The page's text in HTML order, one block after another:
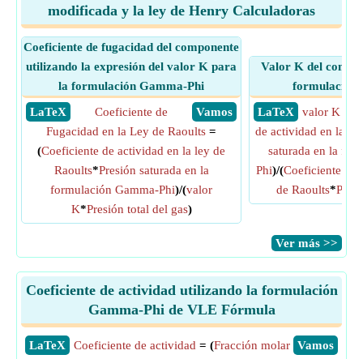
modificada y la ley de Henry Calculadoras
Coeficiente de fugacidad del componente
utilizando la expresión del valor K para
la formulación Gamma-Phi
​ LaTeX
​ Vamos
Coeficiente de
Fugacidad en la Ley de Raoults =
(Coeficiente de actividad en la ley de
Raoults*Presión saturada en la
formulación Gamma-Phi)/(valor
K*Presión total del gas)
Valor K del
formulación
​ LaTeX
valor K
de actividad en la
saturada en la
Phi)/(Coeficiente de
de Raoults*
​Ver más >>
Coeficiente de actividad utilizando la formulación
Gamma-Phi de VLE Fórmula
​LaTeX ​Vamos
Coeficiente de actividad = (Fracción molar